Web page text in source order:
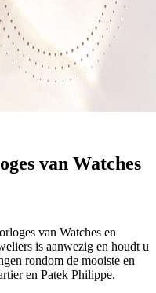
van Watches
van Watches en
is aanwezig en houdt u
rondom de mooiste en
en Patek Philippe.